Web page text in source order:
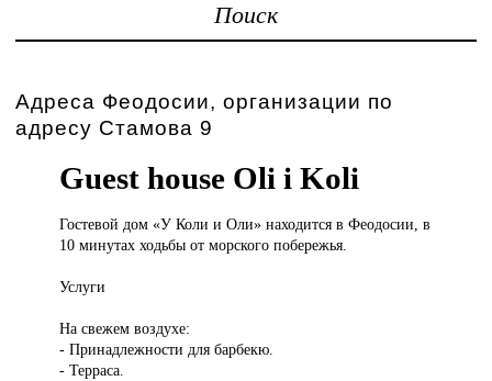
Поиск
Адреса Феодосии, организации по
адресу Стамова 9
Guest house Oli i Koli
Гостевой дом«У Коли и Оли» находится в Феодосии, в
10 минутах ходьбы от морского побережья.
Услуги
На свежем воздухе:
- Принадлежности для барбекю.
- Терраса.